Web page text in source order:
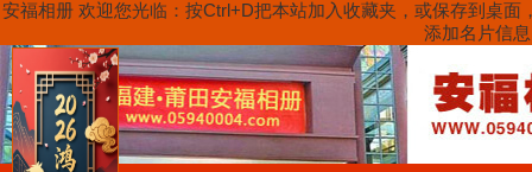
安福相册 欢迎您光临：按Ctrl+D把本站加入收藏夹，或保存到桌
添加名片信